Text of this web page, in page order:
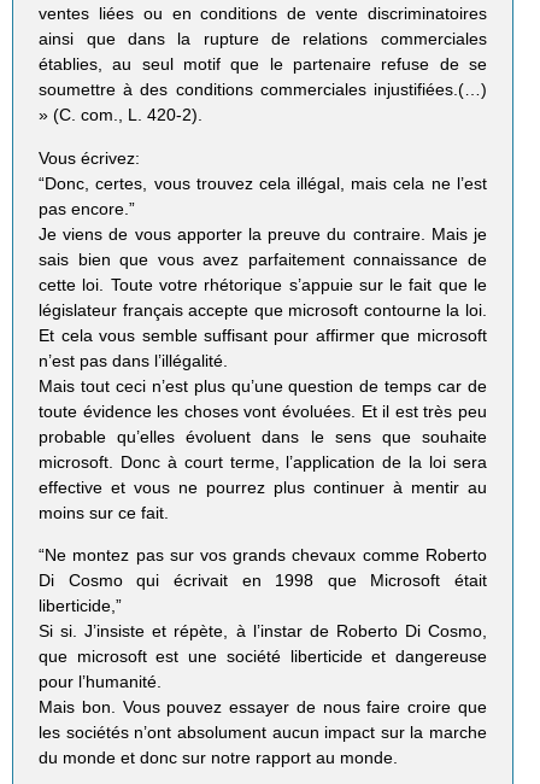
ventes liées ou en conditions de vente discriminatoires
ainsi que dans la rupture de relations commerciales
établies, au seul motif que le partenaire refuse de se
soumettre à des conditions commerciales injustifiées.(…)
» (C. com., L. 420-2).
Vous écrivez:
“Donc, certes, vous trouvez cela illégal, mais cela ne l’est
pas encore.”
Je viens de vous apporter la preuve du contraire. Mais je
sais bien que vous avez parfaitement connaissance de
cette loi. Toute votre rhétorique s’appuie sur le fait que le
législateur français accepte que microsoft contourne la loi.
Et cela vous semble suffisant pour affirmer que microsoft
n’est pas dans l’illégalité.
Mais tout ceci n’est plus qu’une question de temps car de
toute évidence les choses vont évoluées. Et il est très peu
probable qu’elles évoluent dans le sens que souhaite
microsoft. Donc à court terme, l’application de la loi sera
effective et vous ne pourrez plus continuer à mentir au
moins sur ce fait.
“Ne montez pas sur vos grands chevaux comme Roberto
Di Cosmo qui écrivait en 1998 que Microsoft était
liberticide,”
Si si. J’insiste et répète, à l’instar de Roberto Di Cosmo,
que microsoft est une société liberticide et dangereuse
pour l’humanité.
Mais bon. Vous pouvez essayer de nous faire croire que
les sociétés n’ont absolument aucun impact sur la marche
du monde et donc sur notre rapport au monde.